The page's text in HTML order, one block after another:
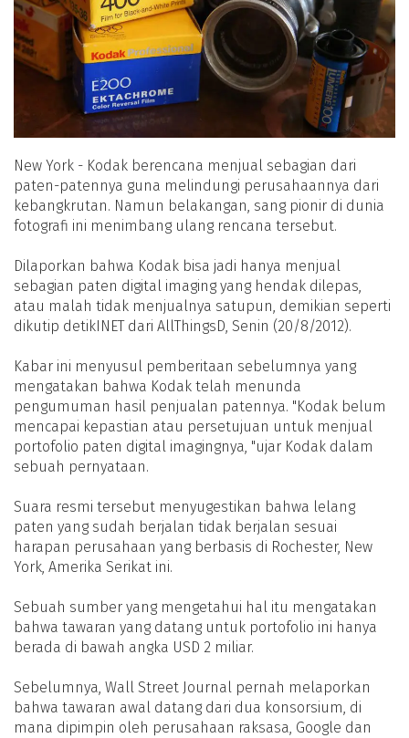
New York - Kodak berencana menjual sebagian dari
paten-patennya guna melindungi perusahaannya dari
kebangkrutan. Namun belakangan, sang pionir di dunia
fotografi ini menimbang ulang rencana tersebut.
Dilaporkan bahwa Kodak bisa jadi hanya menjual
sebagian paten digital imaging yang hendak dilepas,
atau malah tidak menjualnya satupun, demikian seperti
dikutip detikINET dari AllThingsD, Senin (20/8/2012).
Kabar ini menyusul pemberitaan sebelumnya yang
mengatakan bahwa Kodak telah menunda
pengumuman hasil penjualan patennya. "Kodak belum
mencapai kepastian atau persetujuan untuk menjual
portofolio paten digital imagingnya, "ujar Kodak dalam
sebuah pernyataan.
Suara resmi tersebut menyugestikan bahwa lelang
paten yang sudah berjalan tidak berjalan sesuai
harapan perusahaan yang berbasis di Rochester, New
York, Amerika Serikat ini.
Sebuah sumber yang mengetahui hal itu mengatakan
bahwa tawaran yang datang untuk portofolio ini hanya
berada di bawah angka USD 2 miliar.
Sebelumnya, Wall Street Journal pernah melaporkan
bahwa tawaran awal datang dari dua konsorsium, di
mana dipimpin oleh perusahaan raksasa, Google dan